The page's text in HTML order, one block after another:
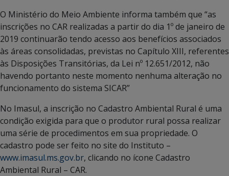
O Ministério do Meio Ambiente informa também que “as
inscrições no CAR realizadas a partir do dia 1º de janeiro de
2019 continuarão tendo acesso aos benefícios associados
às áreas consolidadas, previstas no Capítulo XIII, referentes
às Disposições Transitórias, da Lei nº 12.651/2012, não
havendo portanto neste momento nenhuma alteração no
funcionamento do sistema SICAR”
No Imasul, a inscrição no Cadastro Ambiental Rural é uma
condição exigida para que o produtor rural possa realizar
uma série de procedimentos em sua propriedade. O
cadastro pode ser feito no site do Instituto –
www.imasul.ms.gov.br, clicando no ícone Cadastro
Ambiental Rural – CAR.